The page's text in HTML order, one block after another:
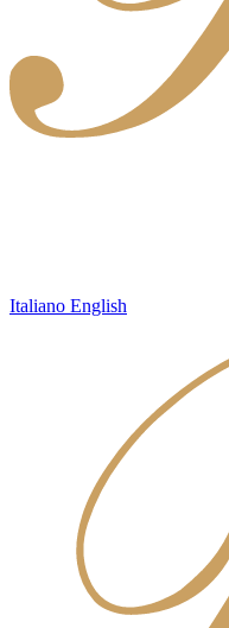
Italiano English